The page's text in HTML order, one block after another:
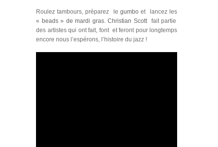
Roulez tambours, préparez legumbo et lancez les
« beads » de mardi gras.Christian Scott fait partie
des artistes qui ont fait, font et feront pour longtemps
encore nous l’espérons, l’histoire du jazz !